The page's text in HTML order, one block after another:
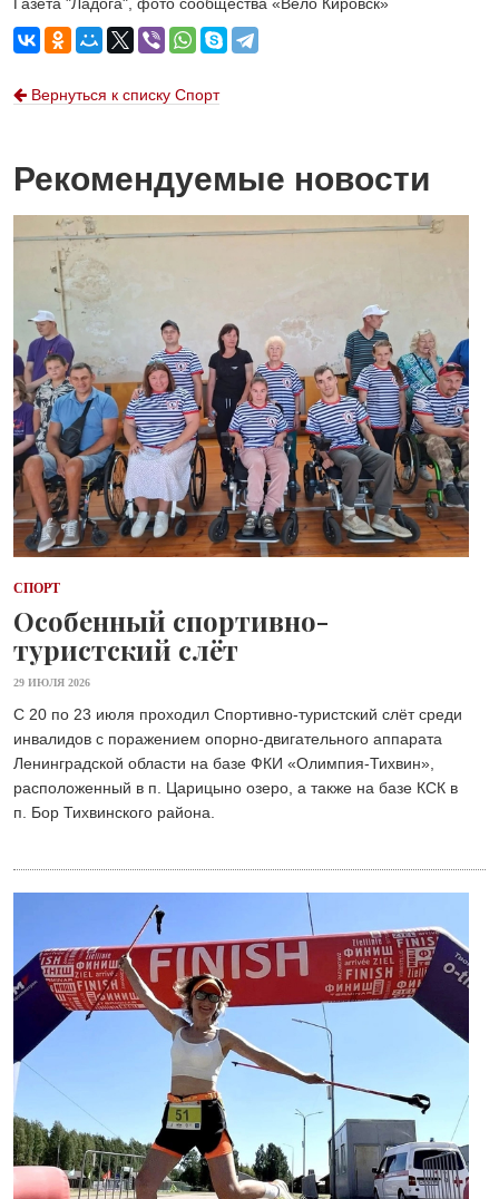
Вернуться к списку Спорт
Рекомендуемые новости
СПОРТ
Особенный спортивно-
туристский слёт
29 ИЮЛЯ 2026
С 20 по 23 июля проходил Спортивно-туристский слёт среди
инвалидов с поражением опорно-двигательного аппарата
Ленинградской области на базе ФКИ «Олимпия-Тихвин»,
расположенный в п. Царицыно озеро, а также на базе КСК в
п. Бор Тихвинского района.